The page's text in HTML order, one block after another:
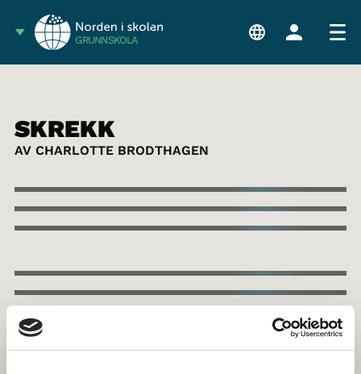
GRUNNSKOLA
SKREKK
AV CHARLOTTE BRODTHAGEN